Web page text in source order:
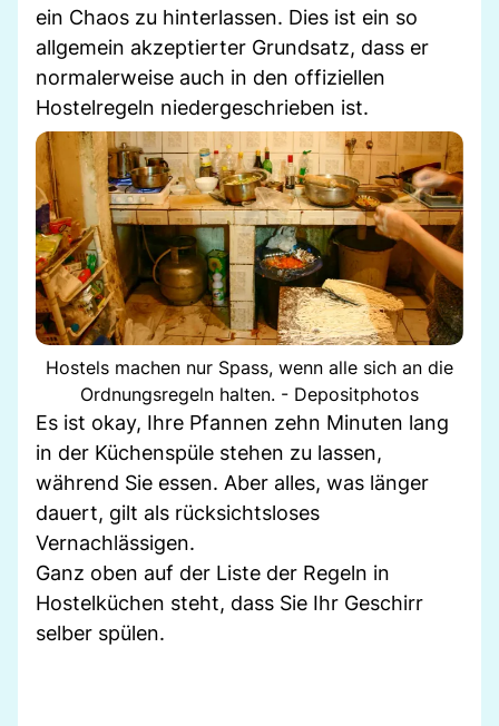
ein Chaos zu hinterlassen. Dies ist ein so
allgemein akzeptierter Grundsatz, dass er
normalerweise auch in den offiziellen
Hostelregeln niedergeschrieben ist.
Hostels machen nur Spass, wenn alle sich an die
Ordnungsregeln halten. - Depositphotos
Es ist okay, Ihre Pfannen zehn Minuten lang
in der Küchenspüle stehen zu lassen,
während Sie essen. Aber alles, was länger
dauert, gilt als rücksichtsloses
Vernachlässigen.
Ganz oben auf der Liste der Regeln in
Hostelküchen steht, dass Sie Ihr Geschirr
selber spülen.